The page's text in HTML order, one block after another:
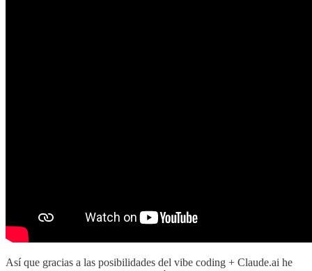
Así que gracias a las posibilidades del vibe coding + Claude.ai he